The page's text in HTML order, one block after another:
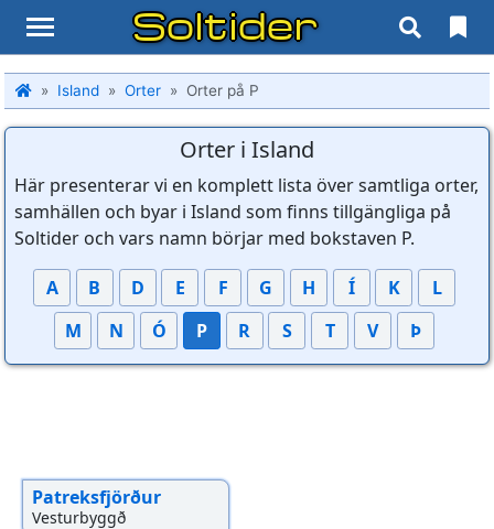
Soltider
Island Orter Orter på P
Orter i Island
Här presenterar vi en komplett lista över samtliga orter,
samhällen och byar i Island som finns tillgängliga på
Soltider och vars namn börjar med bokstaven P.
A B D E F G H Í K
L
M
N Ó P R S T V Þ
Patreksfjörður
Vesturbyggð